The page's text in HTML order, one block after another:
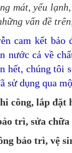
mát, yếu
vấn đề
cam kết bảo
nước cả về
hết, chúng tôi
sử dụng qua
công, lắp đặt
trì, sửa
bảo trì, vệ